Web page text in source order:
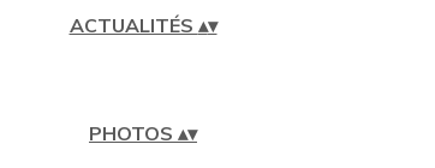
ACTUALITÉS ▴▾
PHOTOS ▴▾